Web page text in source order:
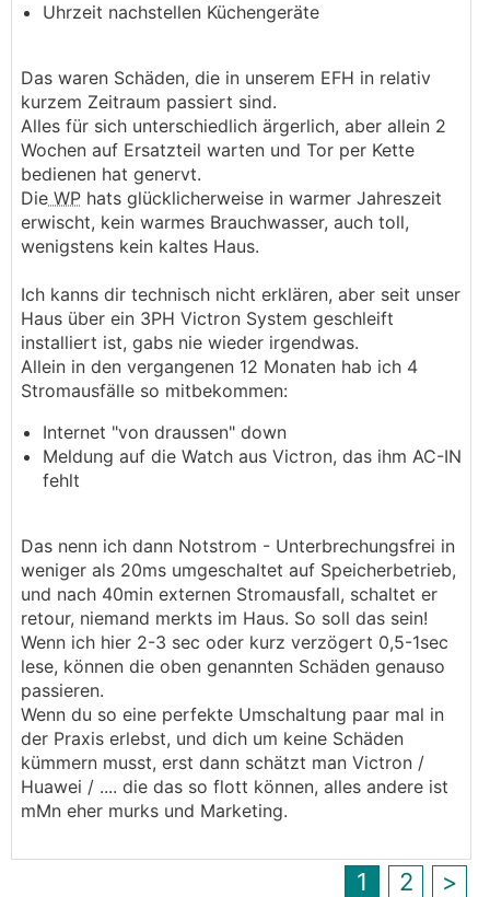
Uhrzeit nachstellen Küchengeräte
Das waren Schäden, die in unserem EFH in relativ
kurzem Zeitraum passiert sind.
Alles für sich unterschiedlich ärgerlich, aber allein 2
Wochen auf Ersatzteil warten und Tor per Kette
bedienen hat genervt.
Die WP hats glücklicherweise in warmer Jahreszeit
erwischt, kein warmes Brauchwasser, auch toll,
wenigstens kein kaltes Haus.
Ich kanns dir technisch nicht erklären, aber seit unser
Haus über ein 3PH Victron System geschleift
installiert ist, gabs nie wieder irgendwas.
Allein in den vergangenen 12 Monaten hab ich 4
Stromausfälle so mitbekommen:
Internet "von draussen" down
Meldung auf die Watch aus Victron, das ihm AC-IN
fehlt
Das nenn ich dann Notstrom - Unterbrechungsfrei in
weniger als 20ms umgeschaltet auf Speicherbetrieb,
und nach 40min externen Stromausfall, schaltet er
retour, niemand merkts im Haus. So soll das sein!
Wenn ich hier 2-3 sec oder kurz verzögert 0,5-1sec
lese, können die oben genannten Schäden genauso
passieren.
Wenn du so eine perfekte Umschaltung paar mal in
der Praxis erlebst, und dich um keine Schäden
kümmern musst, erst dann schätzt man Victron /
Huawei / .... die das so flott können, alles andere ist
mMn eher murks und Marketing.
1 2 >